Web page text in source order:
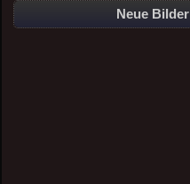
Neue Bilder